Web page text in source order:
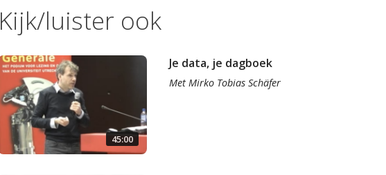
Kijk/luister ook
45:00
Je data, je dagboek
Met Mirko Tobias Schäfer